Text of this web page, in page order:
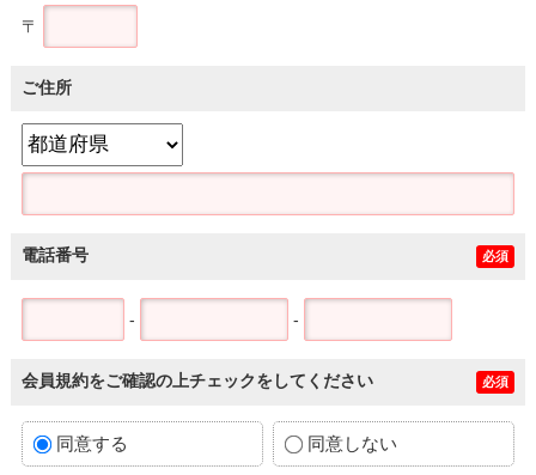
〒
ご住所
電話番号 必須
- -
会員規約をご確認の上チェックをしてください 必須
同意する 同意しない